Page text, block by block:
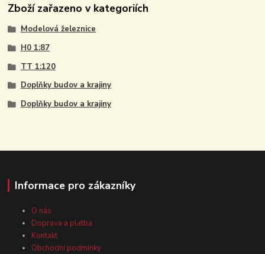
Zboží zařazeno v kategoriích
Modelová železnice
H0 1:87
TT 1:120
Doplňky budov a krajiny
Doplňky budov a krajiny
Informace pro zákazníky
O nás
Doprava a platba
Kontakt
Obchodní podmínky